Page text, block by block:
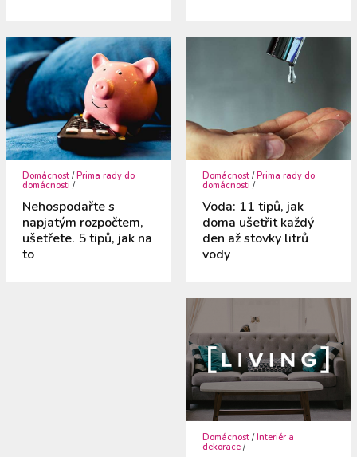
Domácnost / Prima rady do
domácnosti /
Nehospodařte s
napjatým rozpočtem,
ušetřete. 5 tipů, jak na
to
Domácnost / Prima rady do
domácnosti /
Voda: 11 tipů, jak
doma ušetřit každý
den až stovky litrů
vody
Domácnost /Interiér a
dekorace /